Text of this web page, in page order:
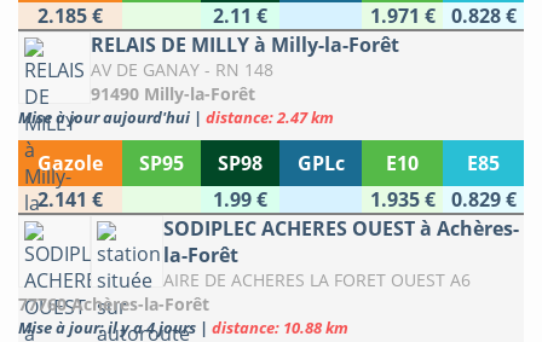
2.185 €
2.11 € 1.971 €
0.828 €
RELAIS DE MILLY à Milly-la-Forêt
AV DE GANAY - RN 148
91490 Milly-la-Forêt
Mise à jour aujourd'hui | distance: 2.47 km
Gazole SP95 SP98 GPLc E10
E85
2.141 €
1.99 € 1.935 €
0.829 €
SODIPLEC ACHERES OUEST à Achères-
la-Forêt
AIRE DE ACHERES LA FORET OUEST A6
77760 Achères-la-Forêt
Mise à jour: il y a 4 jours | distance: 10.88 km